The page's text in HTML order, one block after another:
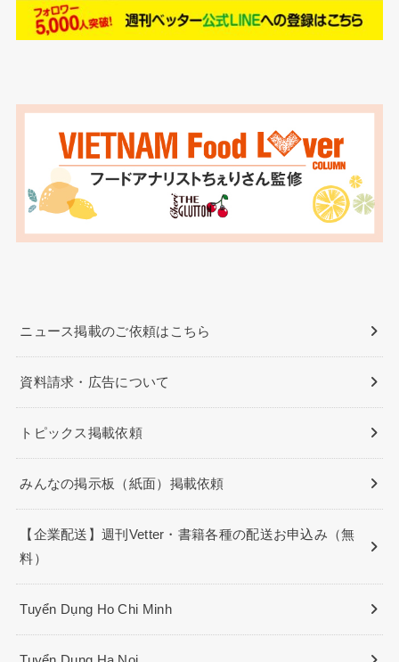
ニュース掲載のご依頼はこちら
資料請求・広告について
トピックス掲載依頼
みんなの掲示板（紙面）掲載依頼
【企業配送】週刊Vetter・書籍各種の配送お申込み（無
料）
Tuyển Dụng Ho Chi Minh